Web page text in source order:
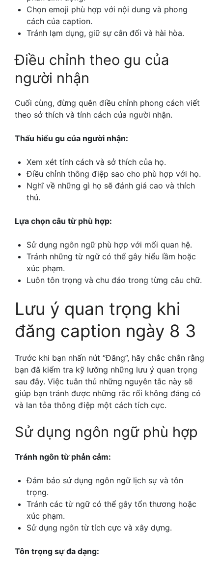
Chọn emoji phù hợp với nội dung và phong
cách của caption.
Tránh lạm dụng, giữ sự cân đối và hài hòa.
Điều chỉnh theo gu của
người nhận
Cuối cùng, đừng quên điều chỉnh phong cách viết
theo sở thích và tính cách của người nhận.
Thấu hiểu gu của người nhận:
Xem xét tính cách và sở thích của họ.
Điều chỉnh thông điệp sao cho phù hợp với họ.
Nghĩ về những gì họ sẽ đánh giá cao và thích
thú.
Lựa chọn câu từ phù hợp:
Sử dụng ngôn ngữ phù hợp với mối quan hệ.
Tránh những từ ngữ có thể gây hiểu lầm hoặc
xúc phạm.
Luôn tôn trọng và chu đáo trong từng câu chữ.
Lưu ý quan trọng khi
đăng caption ngày 8 3
Trước khi bạn nhấn nút “Đăng”, hãy chắc chắn rằng
bạn đã kiểm tra kỹ lưỡng những lưu ý quan trọng
sau đây. Việc tuân thủ những nguyên tắc này sẽ
giúp bạn tránh được những rắc rối không đáng có
và lan tỏa thông điệp một cách tích cực.
Sử dụng ngôn ngữ phù hợp
Tránh ngôn từ phản cảm:
Đảm bảo sử dụng ngôn ngữ lịch sự và tôn
trọng.
Tránh các từ ngữ có thể gây tổn thương hoặc
xúc phạm.
Sử dụng ngôn từ tích cực và xây dựng.
Tôn trọng sự đa dạng: